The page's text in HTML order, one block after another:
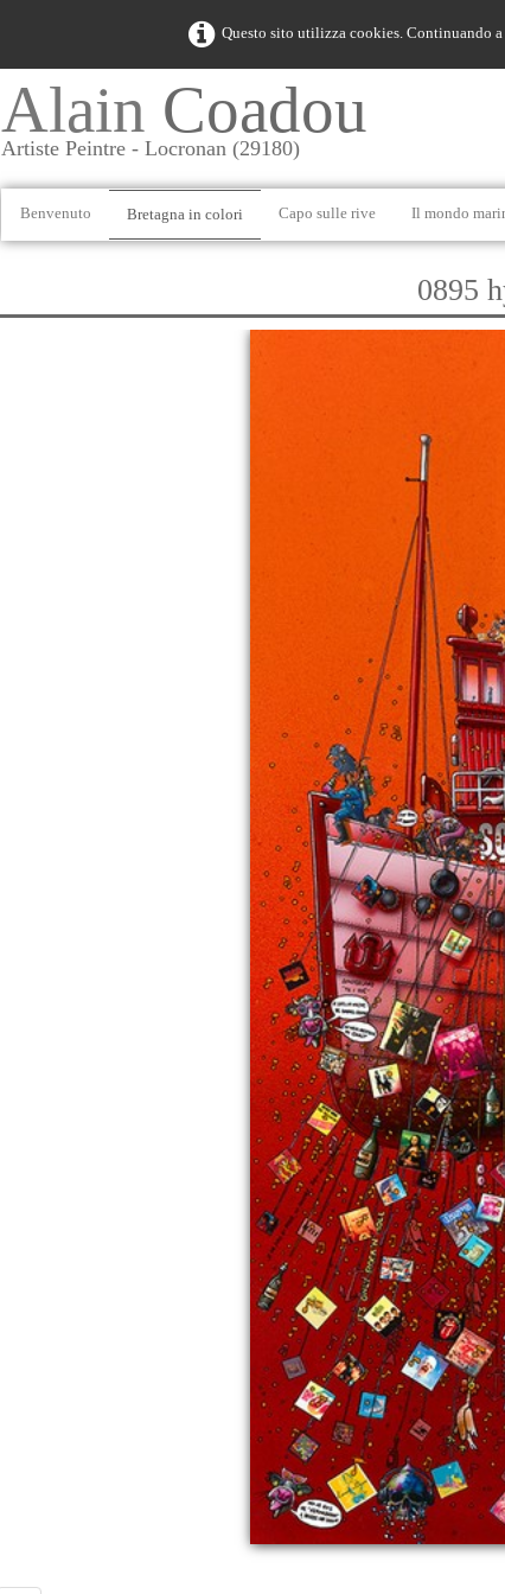
Questo sito utilizza cookies. Continuando
Alain Coadou
Artiste Peintre - Locronan (29180)
Benvenuto Bretagna in colori Capo sulle rive Il mondo
0895